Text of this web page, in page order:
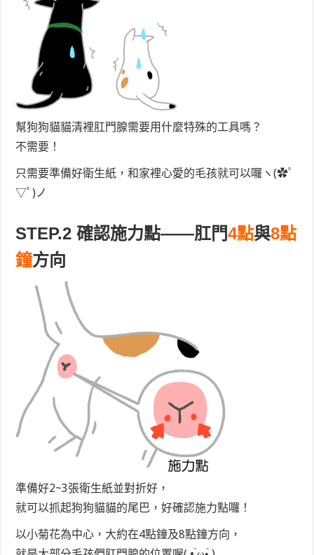
幫狗狗貓貓清裡肛門腺需要用什麼特殊的工具嗎？
不需要！
只需要準備好衛生紙，和家裡心愛的毛孩就可以囉ヽ(✿ﾟ
▽ﾟ)ノ
STEP.2 確認施力點——肛門4點與8點
鐘方向
準備好2~3張衛生紙並對折好，
就可以抓起狗狗貓貓的尾巴，好確認施力點囉！
以小菊花為中心，大約在4點鐘及8點鐘方向，